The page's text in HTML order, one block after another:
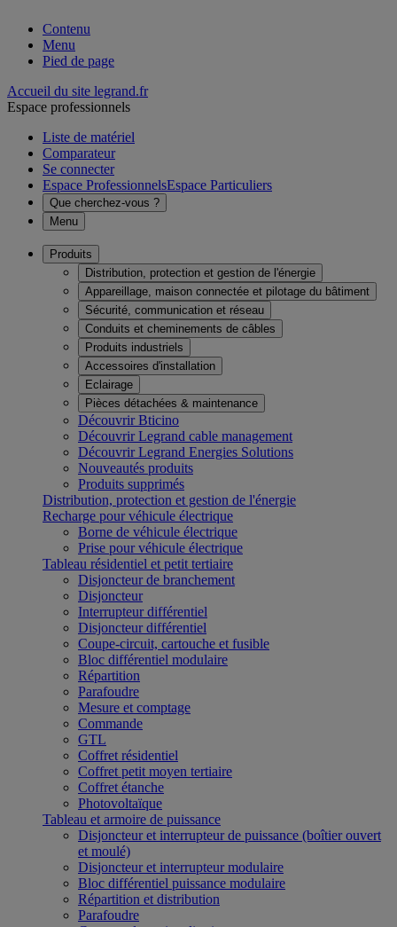
Contenu
Menu
Pied de page
Accueil du site legrand.fr
Espace professionnels
Liste de matériel
Comparateur
Se connecter
Espace ProfessionnelsEspace Particuliers
Que cherchez-vous ?
Menu
Produits
Distribution, protection et gestion de l'énergie
Appareillage, maison connectée et pilotage du bâtiment
Sécurité, communication et réseau
Conduits et cheminements de câbles
Produits industriels
Accessoires d'installation
Eclairage
Pièces détachées & maintenance
Découvrir Bticino
Découvrir Legrand cable management
Découvrir Legrand Energies Solutions
Nouveautés produits
Produits supprimés
Distribution, protection et gestion de l'énergie
Recharge pour véhicule électrique
Borne de véhicule électrique
Prise pour véhicule électrique
Tableau résidentiel et petit tertiaire
Disjoncteur de branchement
Disjoncteur
Interrupteur différentiel
Disjoncteur différentiel
Coupe-circuit, cartouche et fusible
Bloc différentiel modulaire
Répartition
Parafoudre
Mesure et comptage
Commande
GTL
Coffret résidentiel
Coffret petit moyen tertiaire
Coffret étanche
Photovoltaïque
Tableau et armoire de puissance
Disjoncteur et interrupteur de puissance (boîtier ouvert
et moulé)
Disjoncteur et interrupteur modulaire
Bloc différentiel puissance modulaire
Répartition et distribution
Parafoudre